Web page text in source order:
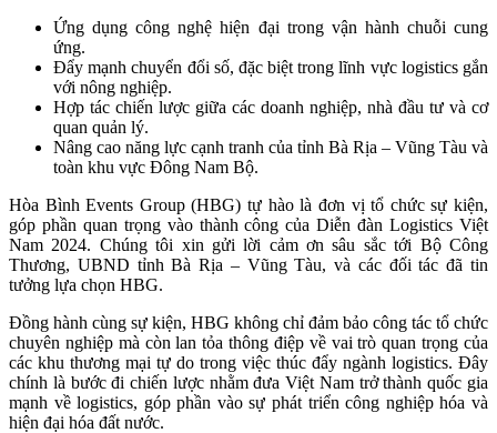
Ứng dụng công nghệ hiện đại trong vận hành chuỗi cung
ứng.
Đẩy mạnh chuyển đổi số, đặc biệt trong lĩnh vực logistics gắn
với nông nghiệp.
Hợp tác chiến lược giữa các doanh nghiệp, nhà đầu tư và cơ
quan quản lý.
Nâng cao năng lực cạnh tranh của tỉnh Bà Rịa – Vũng Tàu và
toàn khu vực Đông Nam Bộ.
Hòa Bình Events Group (HBG) tự hào là đơn vị tổ chức sự kiện,
góp phần quan trọng vào thành công của Diễn đàn Logistics Việt
Nam 2024. Chúng tôi xin gửi lời cảm ơn sâu sắc tới Bộ Công
Thương, UBND tỉnh Bà Rịa – Vũng Tàu, và các đối tác đã tin
tưởng lựa chọn HBG.
Đồng hành cùng sự kiện, HBG không chỉ đảm bảo công tác tổ chức
chuyên nghiệp mà còn lan tỏa thông điệp về vai trò quan trọng của
các khu thương mại tự do trong việc thúc đẩy ngành logistics. Đây
chính là bước đi chiến lược nhằm đưa Việt Nam trở thành quốc gia
mạnh về logistics, góp phần vào sự phát triển công nghiệp hóa và
hiện đại hóa đất nước.